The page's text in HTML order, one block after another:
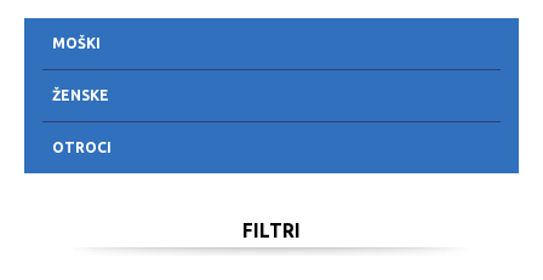
MOŠKI
ŽENSKE
OTROCI
FILTRI